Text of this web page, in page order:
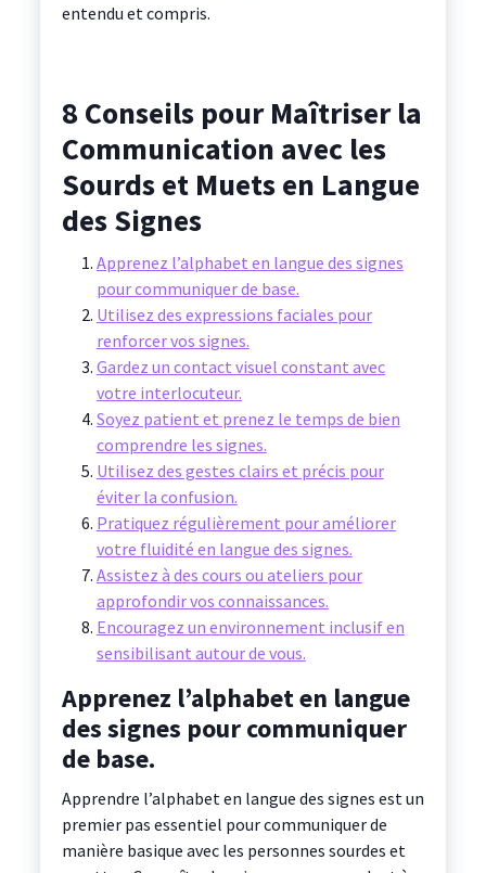
entendu et compris.
8 Conseils pour Maîtriser la
Communication avec les
Sourds et Muets en Langue
des Signes
Apprenez l’alphabet en langue des signes
pour communiquer de base.
Utilisez des expressions faciales pour
renforcer vos signes.
Gardez un contact visuel constant avec
votre interlocuteur.
Soyez patient et prenez le temps de bien
comprendre les signes.
Utilisez des gestes clairs et précis pour
éviter la confusion.
Pratiquez régulièrement pour améliorer
votre fluidité en langue des signes.
Assistez à des cours ou ateliers pour
approfondir vos connaissances.
Encouragez un environnement inclusif en
sensibilisant autour de vous.
Apprenez l’alphabet en langue
des signes pour communiquer
de base.
Apprendre l’alphabet en langue des signes est un
premier pas essentiel pour communiquer de
manière basique avec les personnes sourdes et